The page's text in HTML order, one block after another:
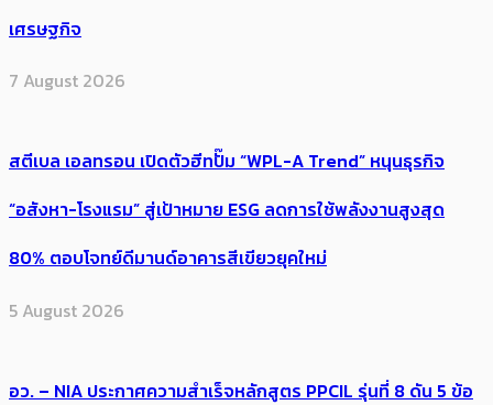
เศรษฐกิจ
7 August 2026
สตีเบล เอลทรอน เปิดตัวฮีทปั๊ม “WPL-A Trend” หนุนธุรกิจ
“อสังหา-โรงแรม” สู่เป้าหมาย ESG ลดการใช้พลังงานสูงสุด
80% ตอบโจทย์ดีมานด์อาคารสีเขียวยุคใหม่
5 August 2026
อว. – NIA ประกาศความสำเร็จหลักสูตร PPCIL รุ่นที่ 8 ดัน 5 ข้อ